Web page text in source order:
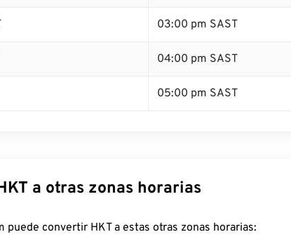
03:00 pm SAST
04:00 pm SAST
05:00 pm SAST
a otras zonas horarias
puede convertir HKT a estas otras zonas horarias: